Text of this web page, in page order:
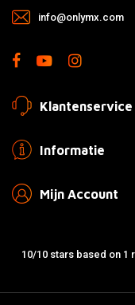
info@onlymx.com
Klantenservice
Informatie
Mijn Account
10/10 stars based on 1